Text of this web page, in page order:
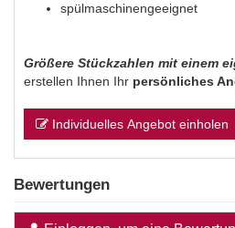
spülmaschinengeeignet
Größere Stückzahlen mit einem
erstellen Ihnen Ihr persönliches
Individuelles Angebot einholen
Bewertungen